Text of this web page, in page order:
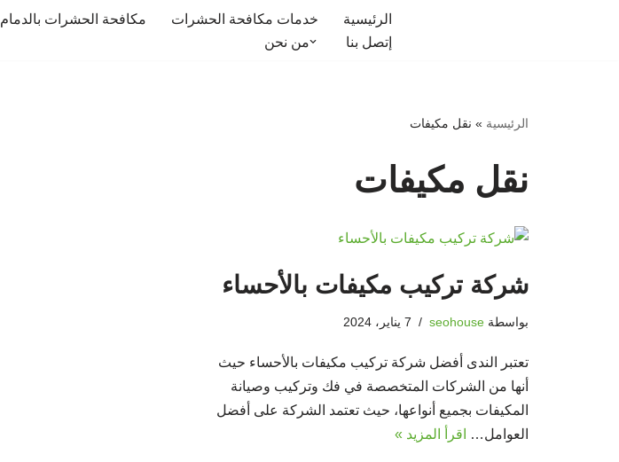
الرئيسية خدمات مكافحة الحشرات مكافحة الحشرات بالدمام
إتصل بنا
من نحن
الرئيسية » نقل مكيفات
نقل مكيفات
شركة تركيب مكيفات بالأحساء
بواسطة seohouse 7 يناير، 2024
تعتبر الندى أفضل شركة تركيب مكيفات بالأحساء حيث
أنها من الشركات المتخصصة في فك وتركيب وصيانة
المكيفات بجميع أنواعها، حيث تعتمد الشركة على أفضل
العوامل…
اقرأ المزيد »